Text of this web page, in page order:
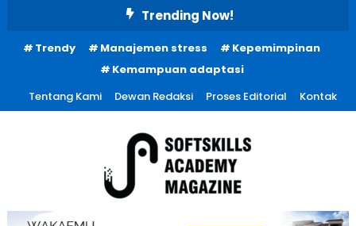
Content
Trending Now!
Trendy Manajemen stress
Kepemimpinan
Kemampuan adaptasi
Tentang Kami
Dewan Redaksi Proses Editorial Kontak